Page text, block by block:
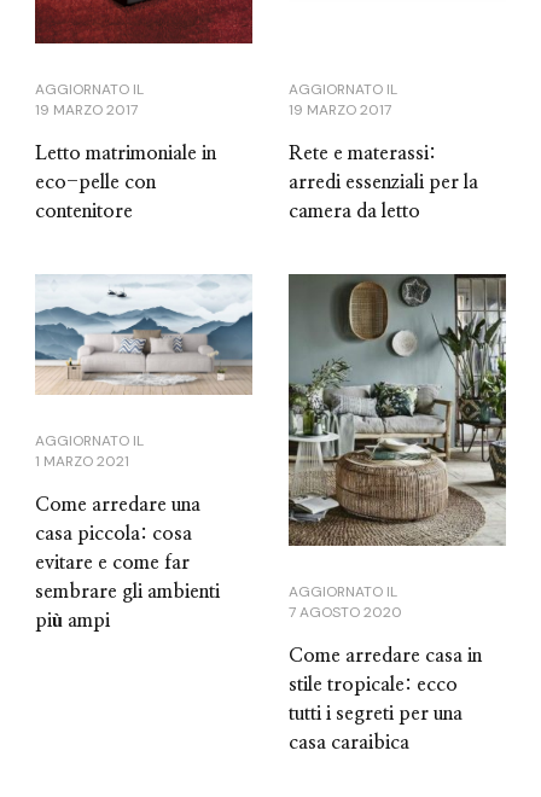
AGGIORNATO IL
19 MARZO 2017
Letto matrimoniale in
eco-pelle con
contenitore
AGGIORNATO IL
19 MARZO 2017
Rete e materassi:
arredi essenziali per la
camera da letto
AGGIORNATO IL
1 MARZO 2021
Come arredare una
casa piccola: cosa
evitare e come far
sembrare gli ambienti
più ampi
AGGIORNATO IL
7 AGOSTO 2020
Come arredare casa in
stile tropicale: ecco
tutti i segreti per una
casa caraibica